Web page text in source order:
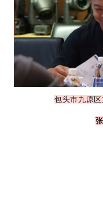
包头市九原